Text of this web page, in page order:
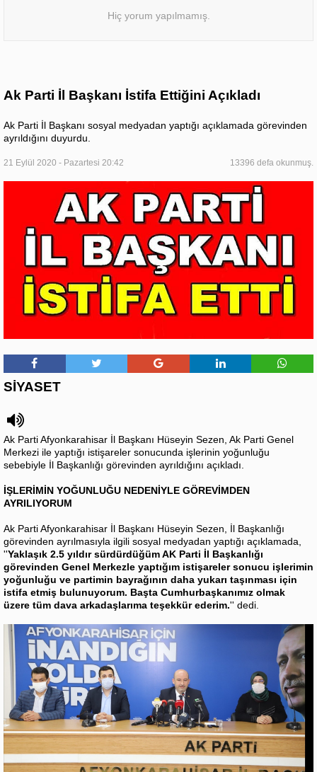
Hiç yorum yapılmamış.
Ak Parti İl Başkanı İstifa Ettiğini Açıkladı
Ak Parti İl Başkanı sosyal medyadan yaptığı açıklamada görevinden
ayrıldığını duyurdu.
21 Eylül 2020 - Pazartesi 20:42 13396 defa okunmuş.
SİYASET
Ak Parti Afyonkarahisar İl Başkanı Hüseyin Sezen, Ak Parti Genel
Merkezi ile yaptığı istişareler sonucunda işlerinin yoğunluğu
sebebiyle İl Başkanlığı görevinden ayrıldığını açıkladı.
İŞLERİMİN YOĞUNLUĞU NEDENİYLE GÖREVİMDEN
AYRILIYORUM
Ak Parti Afyonkarahisar İl Başkanı Hüseyin Sezen, İl Başkanlığı
görevinden ayrılmasıyla ilgili sosyal medyadan yaptığı açıklamada,
''Yaklaşık 2.5 yıldır sürdürdüğüm AK Parti İl Başkanlığı
görevinden Genel Merkezle yaptığım istişareler sonucu işlerimin
yoğunluğu ve partimin bayrağının daha yukarı taşınması için
istifa etmiş bulunuyorum. Başta Cumhurbaşkanımız olmak
üzere tüm dava arkadaşlarıma teşekkür ederim.'' dedi.